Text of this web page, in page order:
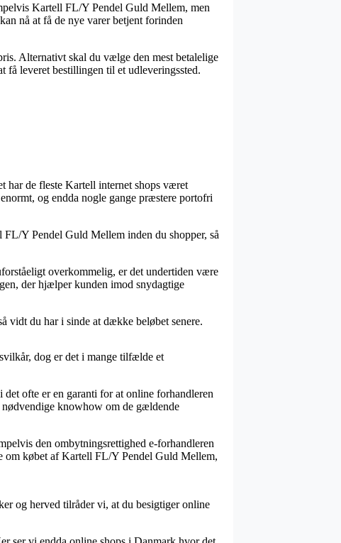
Kartell FL/Y Pendel Guld Mellem, men
nå at få de nye varer betjent forinden
Alternativt skal du vælge den mest betalelige
leveret bestillingen til et udleveringssted.
har de fleste Kartell internet shops været
og endda nogle gange præstere portofri
Y Pendel Guld Mellem inden du shopper, så
overkommelig, er det undertiden være
der hjælper kunden imod snydagtige
vidt du har i sinde at dække beløbet senere.
dog er det i mange tilfælde et
ofte er en garanti for at online forhandleren
nødvendige knowhow om de gældende
den ombytningsrettighed e-forhandleren
om købet af Kartell FL/Y Pendel Guld Mellem,
og herved tilråder vi, at du besigtiger online